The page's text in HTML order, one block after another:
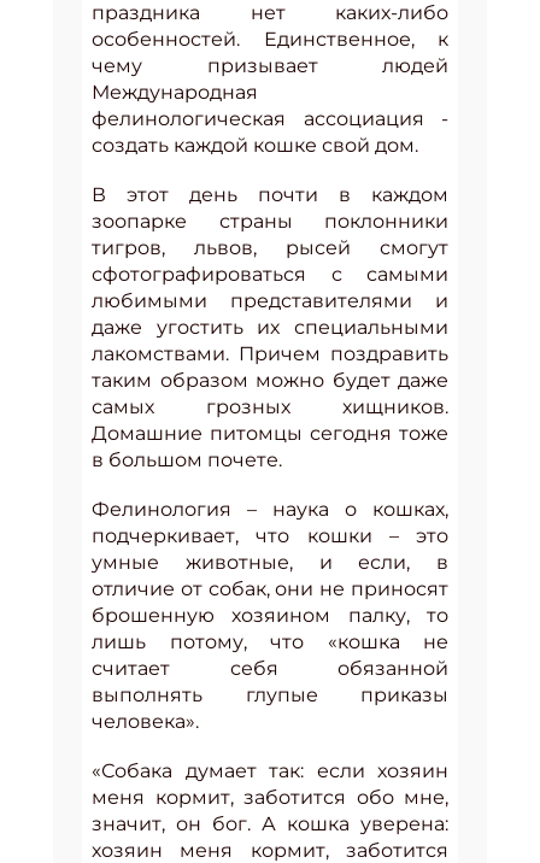
праздника нет каких-либо
особенностей. Единственное, к
чему призывает людей
Международная
фелинологическая ассоциация -
создать каждой кошке свой дом.
В этот день почти в каждом
зоопарке страны поклонники
тигров, львов, рысей смогут
сфотографироваться с самыми
любимыми представителями и
даже угостить их специальными
лакомствами. Причем поздравить
таким образом можно будет даже
самых грозных хищников.
Домашние питомцы сегодня тоже
в большом почете.
Фелинология – наука о кошках,
подчеркивает, что кошки – это
умные животные, и если, в
отличие от собак, они не приносят
брошенную хозяином палку, то
лишь потому, что «кошка не
считает себя обязанной
выполнять глупые приказы
человека».
«Собака думает так: если хозяин
меня кормит, заботится обо мне,
значит, он бог. А кошка уверена:
хозяин меня кормит, заботится